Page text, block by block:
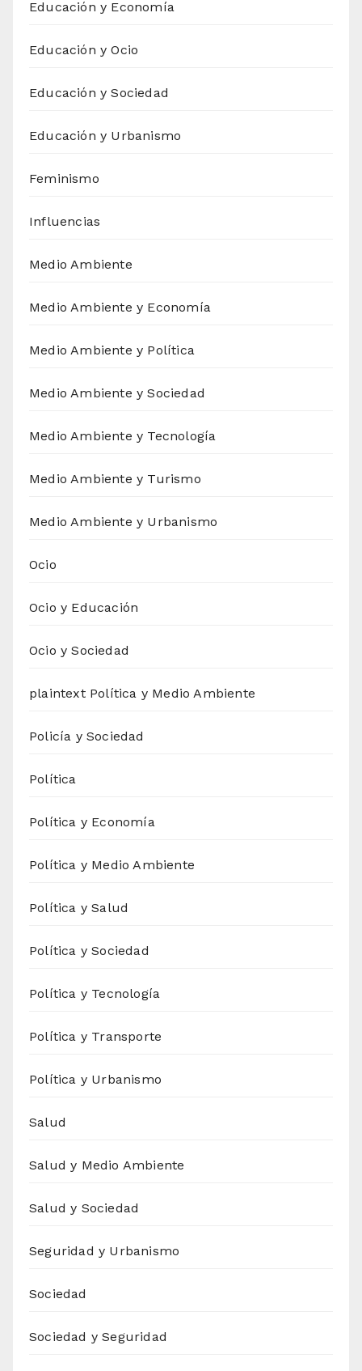
Educación y Economía
Educación y Ocio
Educación y Sociedad
Educación y Urbanismo
Feminismo
Influencias
Medio Ambiente
Medio Ambiente y Economía
Medio Ambiente y Política
Medio Ambiente y Sociedad
Medio Ambiente y Tecnología
Medio Ambiente y Turismo
Medio Ambiente y Urbanismo
Ocio
Ocio y Educación
Ocio y Sociedad
plaintext Política y Medio Ambiente
Policía y Sociedad
Política
Política y Economía
Política y Medio Ambiente
Política y Salud
Política y Sociedad
Política y Tecnología
Política y Transporte
Política y Urbanismo
Salud
Salud y Medio Ambiente
Salud y Sociedad
Seguridad y Urbanismo
Sociedad
Sociedad y Seguridad